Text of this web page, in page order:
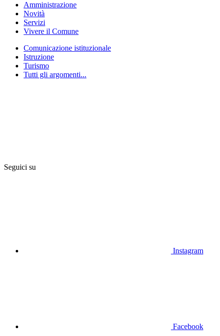
Amministrazione
Novità
Servizi
Vivere il Comune
Comunicazione istituzionale
Istruzione
Turismo
Tutti gli argomenti...
Seguici su
Instagram
Facebook